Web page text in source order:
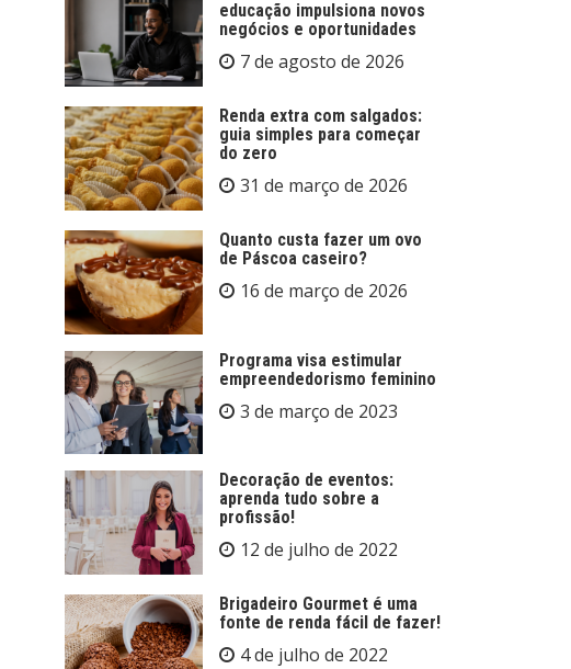
educação impulsiona novos
negócios e oportunidades
7 de agosto de 2026
Renda extra com salgados:
guia simples para começar
do zero
31 de março de 2026
Quanto custa fazer um ovo
de Páscoa caseiro?
16 de março de 2026
Programa visa estimular
empreendedorismo feminino
3 de março de 2023
Decoração de eventos:
aprenda tudo sobre a
profissão!
12 de julho de 2022
Brigadeiro Gourmet é uma
fonte de renda fácil de fazer!
4 de julho de 2022